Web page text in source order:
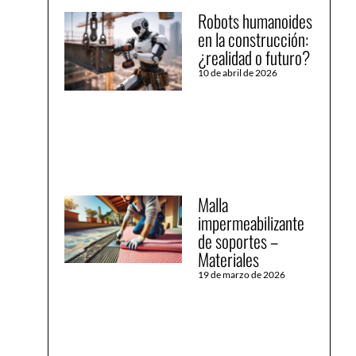
Robots humanoides
en la construcción:
¿realidad o futuro?
10 de abril de 2026
Malla
impermeabilizante
de soportes –
Materiales
19 de marzo de 2026